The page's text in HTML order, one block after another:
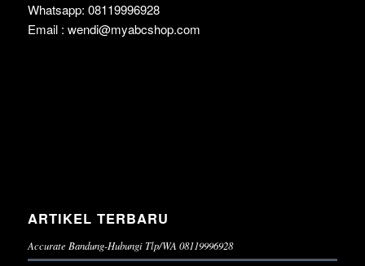
Whatsapp: 08119996928
Email : wendi@myabcshop.com
ARTIKEL TERBARU
Accurate Bandung-Hubungi Tlp/WA 08119996928